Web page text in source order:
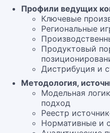
Профили ведущих
Ключевые
Региональные
Продуктовый
Дистрибуция и
Методология,
Модельная
подход
Реестр
Нормативные и